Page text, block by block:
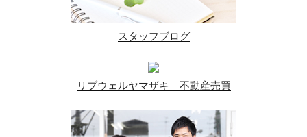
スタッフブログ
リブウェルヤマザキ 不動産売買